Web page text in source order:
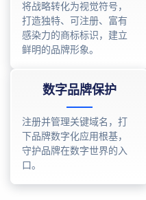
将战略转化为视觉符号，
打造独特、可注册、富有
感染力的商标标识，建立
鲜明的品牌形象。
数字品牌保护
注册并管理关键域名，打
下品牌数字化应用根基，
守护品牌在数字世界的入
口。